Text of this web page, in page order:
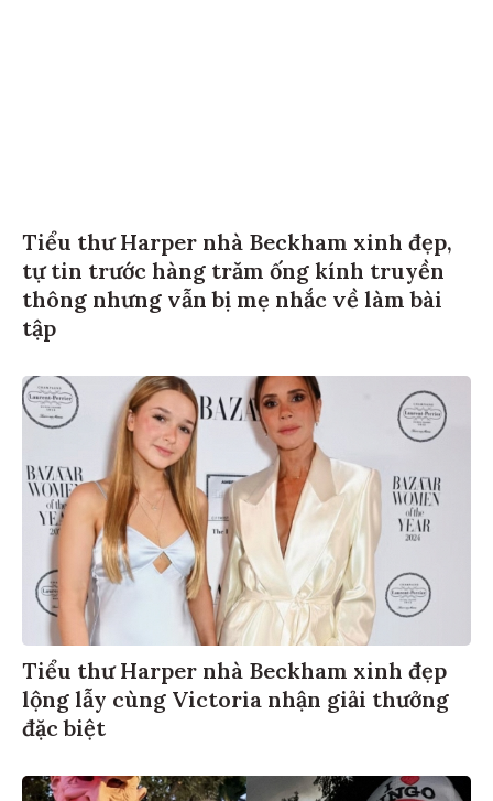
Tiểu thư Harper nhà Beckham xinh đẹp,
tự tin trước hàng trăm ống kính truyền
thông nhưng vẫn bị mẹ nhắc về làm bài
tập
Tiểu thư Harper nhà Beckham xinh đẹp
lộng lẫy cùng Victoria nhận giải thưởng
đặc biệt